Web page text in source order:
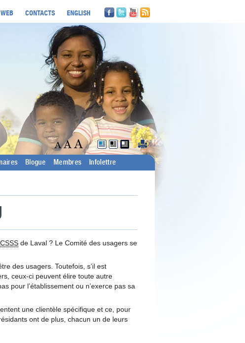
CONTACTS ENGLISH
Blogue Membres Infolettre
CSSS de Laval ? Le Comité des usagers se
des usagers. Toutefois, s’il est
ceux-ci peuvent élire toute autre
pour l’établissement ou n’exerce pas sa
une clientèle spécifique et ce, pour
ont de plus, chacun un de leurs